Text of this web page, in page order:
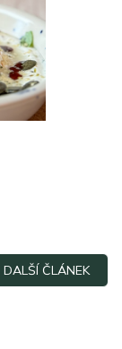
DALŠÍ ČLÁNEK